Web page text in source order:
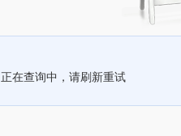
正在查询中，请刷新重试